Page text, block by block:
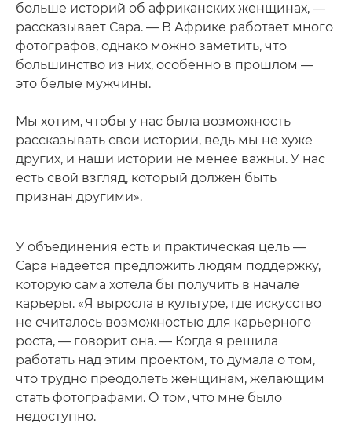
больше историй об африканских женщинах, —
рассказывает Сара. — В Африке работает много
фотографов, однако можно заметить, что
большинство из них, особенно в прошлом —
это белые мужчины.
Мы хотим, чтобы у нас была возможность
рассказывать свои истории, ведь мы не хуже
других, и наши истории не менее важны. У нас
есть свой взгляд, который должен быть
признан другими».
У объединения есть и практическая цель —
Сара надеется предложить людям поддержку,
которую сама хотела бы получить в начале
карьеры. «Я выросла в культуре, где искусство
не считалось возможностью для карьерного
роста, — говорит она. — Когда я решила
работать над этим проектом, то думала о том,
что трудно преодолеть женщинам, желающим
стать фотографами. О том, что мне было
недоступно.